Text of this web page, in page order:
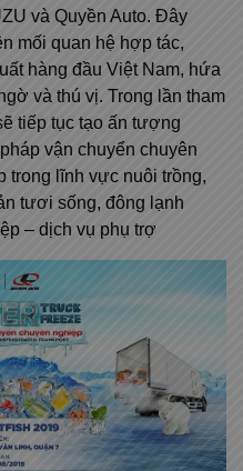
và Quyền Auto. Đây
mối quan hệ hợp tác,
hàng đầu Việt Nam, hứa
và thú vị. Trong lần tham
tiếp tục tạo ấn tượng
vận chuyển chuyên
trong lĩnh vực nuôi trồng,
tươi sống, đông lạnh
– dịch vụ phụ trợ